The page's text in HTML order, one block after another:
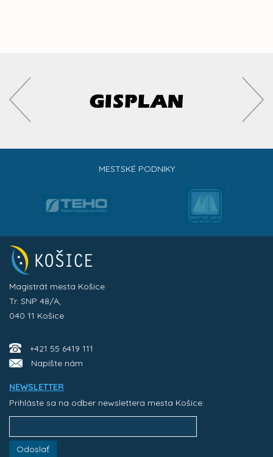
MESTSKÉ PODNIKY
Magistrát mesta Košice
Tr. SNP 48/A,
040 11 Košice
+421 55 6419 111
Napíšte nám
NEWSLETTER
Prihláste sa na odber newslettera mesta Košice:
Odoslať